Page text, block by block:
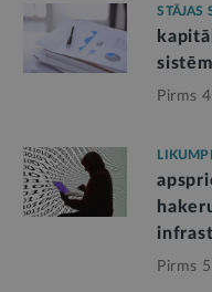
STĀJAS
Pirms
Pirms